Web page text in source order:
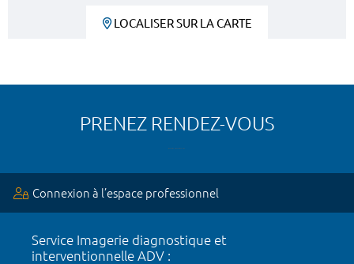
LOCALISER SUR LA CARTE
PRENEZ RENDEZ-VOUS
Connexion à l’espace professionnel
Service Imagerie diagnostique et
interventionnelle ADV :